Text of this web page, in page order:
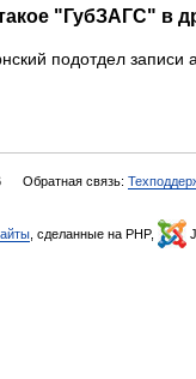
"ГубЗАГС" в
подотдел записи
Обратная связь:
, сделанные на PHP,